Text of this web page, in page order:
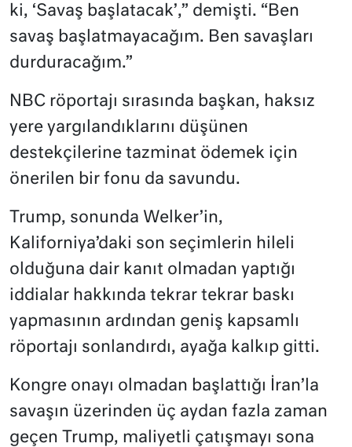
ki, ‘Savaş başlatacak’,” demişti. “Ben
savaş başlatmayacağım. Ben savaşları
durduracağım.”
NBC röportajı sırasında başkan, haksız
yere yargılandıklarını düşünen
destekçilerine tazminat ödemek için
önerilen bir fonu da savundu.
Trump, sonunda Welker’in,
Kaliforniya’daki son seçimlerin hileli
olduğuna dair kanıt olmadan yaptığı
iddialar hakkında tekrar tekrar baskı
yapmasının ardından geniş kapsamlı
röportajı sonlandırdı, ayağa kalkıp gitti.
Kongre onayı olmadan başlattığı İran’la
savaşın üzerinden üç aydan fazla zaman
geçen Trump, maliyetli çatışmayı sona